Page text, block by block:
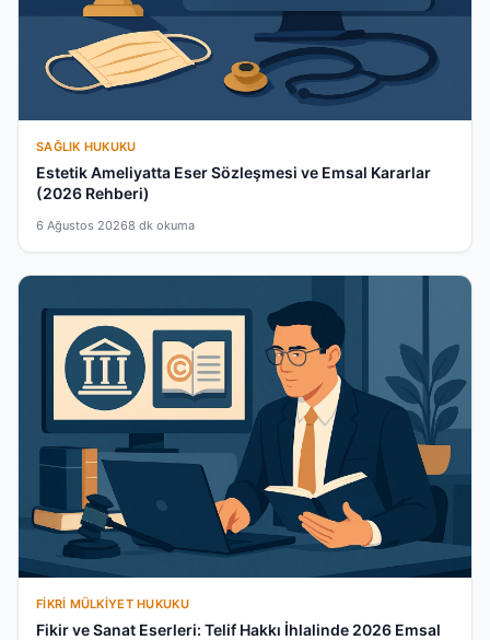
SAĞLIK HUKUKU
Estetik Ameliyatta Eser Sözleşmesi ve Emsal Kararlar
(2026 Rehberi)
6 Ağustos 20268 dk okuma
FIKRI MÜLKIYET HUKUKU
Fikir ve Sanat Eserleri: Telif Hakkı İhlalinde 2026 Emsal